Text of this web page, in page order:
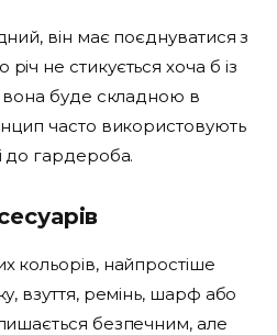
він має поєднуватися з
не стикується хоча б із
вона буде складною в
часто використовують
до гардероба.
кольорів, найпростіше
взуття, ремінь, шарф або
безпечним, але